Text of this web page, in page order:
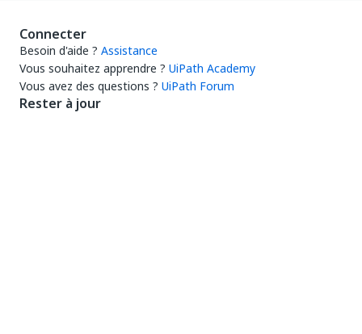
Connecter
Besoin d'aide ? Assistance
Vous souhaitez apprendre ? UiPath Academy
Vous avez des questions ? UiPath Forum
Rester à jour